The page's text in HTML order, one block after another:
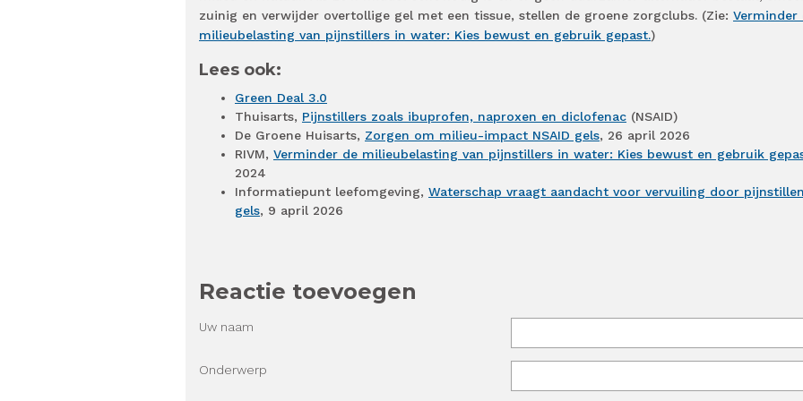
zuinig en verwijder overtollige gel met een tissue, stellen de groene zorgclubs. (Zie: Verminder
milieubelasting van pijnstillers in water: Kies bewust en gebruik gepast.)
Lees ook:
Green Deal 3.0
Thuisarts, Pijnstillers zoals ibuprofen, naproxen en diclofenac (NSAID)
De Groene Huisarts, Zorgen om milieu-impact NSAID gels, 26 april 2026
RIVM, Verminder de milieubelasting van pijnstillers in water: Kies bewust en gebruik
2024
Informatiepunt leefomgeving, Waterschap vraagt aandacht voor vervuiling door
gels, 9 april 2026
Reactie toevoegen
Uw naam
Onderwerp